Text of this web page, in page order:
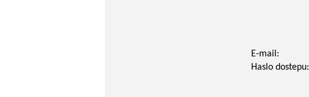
E-mail:
Haslo dostepu: